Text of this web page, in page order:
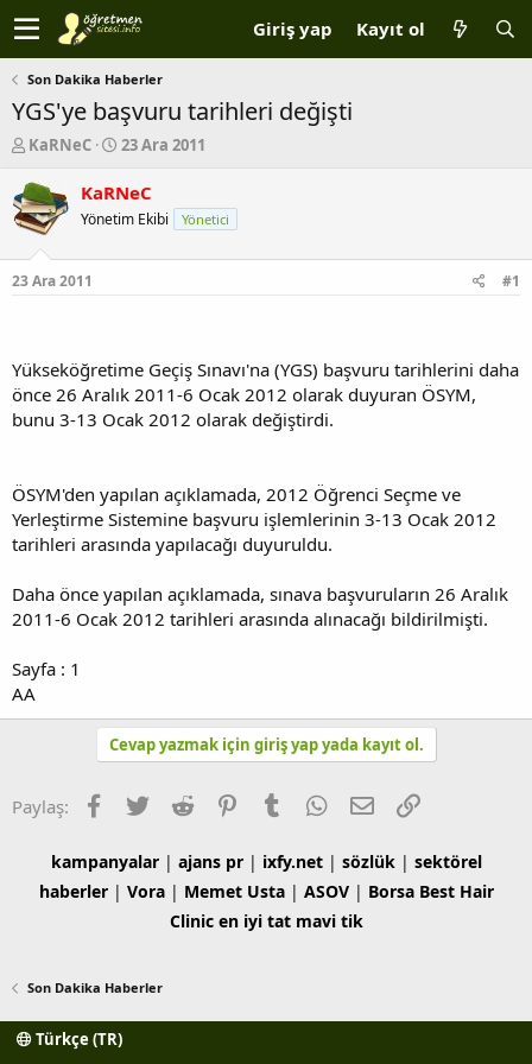
Giriş yap Kayıt ol
Son Dakika Haberler
YGS'ye başvuru tarihleri değişti
K
n
b
u
u
b
a
t
a
KaRNeC
B
ş
a
r
i
h
23 Ara 2011
KaRNeC
Yönetim Ekibi Yönetici
23 Ara 2011 #1
Yükseköğretime Geçiş Sınavı'na (YGS) başvuru tarihlerini daha
önce 26 Aralık 2011-6 Ocak 2012 olarak duyuran ÖSYM,
bunu 3-13 Ocak 2012 olarak değiştirdi.
ÖSYM'den yapılan açıklamada, 2012 Öğrenci Seçme ve
Yerleştirme Sistemine başvuru işlemlerinin 3-13 Ocak 2012
tarihleri arasında yapılacağı duyuruldu.
Daha önce yapılan açıklamada, sınava başvuruların 26 Aralık
2011-6 Ocak 2012 tarihleri arasında alınacağı bildirilmişti.
Sayfa : 1
AA
Cevap yazmak için giriş yap yada kayıt ol.
Paylaş: Facebook
TwitterReddit PinterestTumblrWhatsApp
E-postaLink
kampanyalar| ajans pr| ixfy.net| sözlük| sektörel
haberler| Vora| Memet Usta| ASOV| Borsa Best Hair
Clinic en iyi tat mavi tik
Son Dakika Haberler
Türkçe (TR)